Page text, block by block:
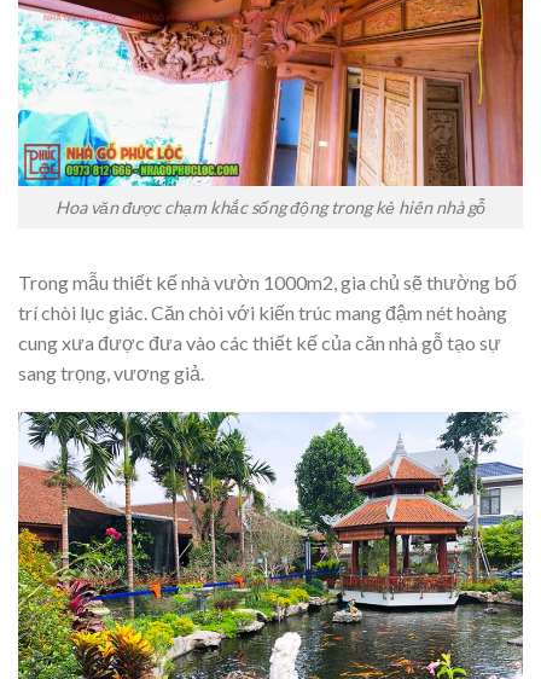
Hoa văn được chạm khắc sống động trong kẻ hiên nhà gỗ
Trong mẫu thiết kế nhà vườn 1000m2, gia chủ sẽ thường bố
trí chòi lục giác. Căn chòi với kiến trúc mang đậm nét hoàng
cung xưa được đưa vào các thiết kế của căn nhà gỗ tạo sự
sang trọng, vương giả.